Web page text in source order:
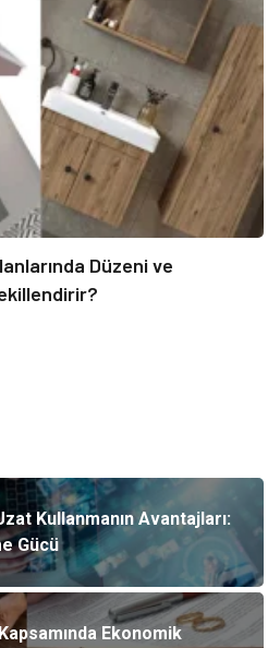
Düzeni ve
Kullanmanın Avantajları:
Gücü
Ekonomik